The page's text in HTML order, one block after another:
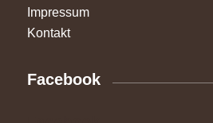
Impressum
Kontakt
Facebook